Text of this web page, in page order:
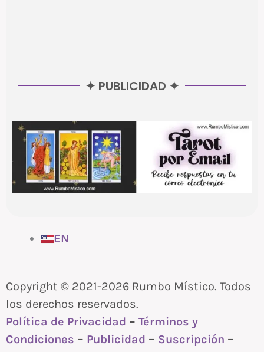
✦ PUBLICIDAD ✦
EN
Copyright © 2021-2026 Rumbo Místico. Todos
los derechos reservados.
Política de Privacidad – Términos y
Condiciones – Publicidad – Suscripción –